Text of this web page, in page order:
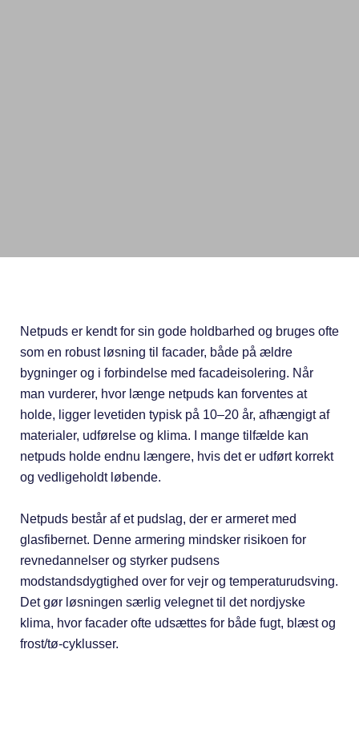
Netpuds er kendt for sin gode holdbarhed og bruges ofte
som en robust løsning til facader, både på ældre
bygninger og i forbindelse med facadeisolering. Når
man vurderer, hvor længe netpuds kan forventes at
holde, ligger levetiden typisk på 10–20 år, afhængigt af
materialer, udførelse og klima. I mange tilfælde kan
netpuds holde endnu længere, hvis det er udført korrekt
og vedligeholdt løbende.
Netpuds består af et pudslag, der er armeret med
glasfibernet. Denne armering mindsker risikoen for
revnedannelser og styrker pudsens
modstandsdygtighed over for vejr og temperaturudsving.
Det gør løsningen særlig velegnet til det nordjyske
klima, hvor facader ofte udsættes for både fugt, blæst og
frost/tø-cyklusser.